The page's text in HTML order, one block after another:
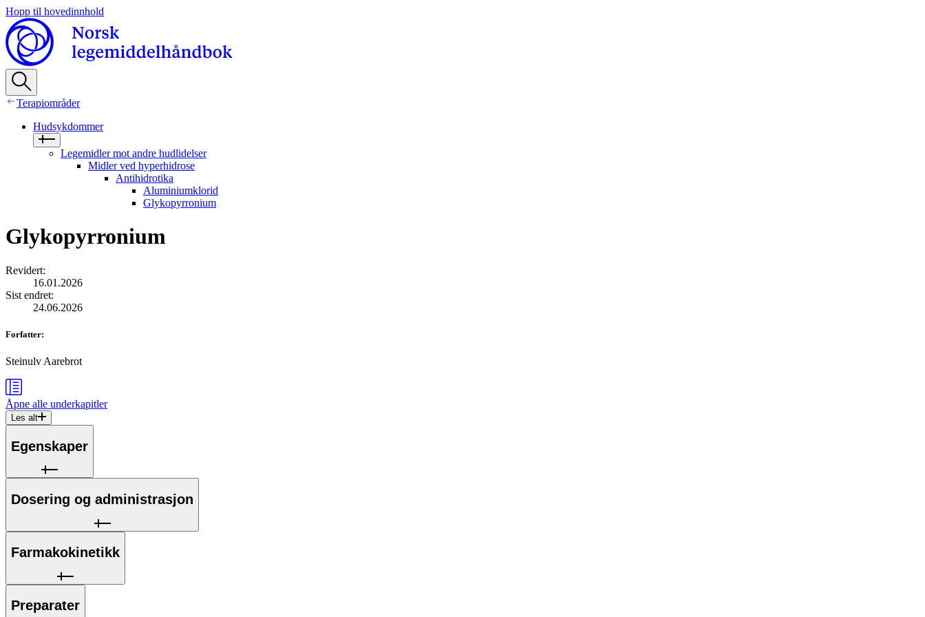
Hopp til hovedinnhold
Terapiområder
Hudsykdommer
Legemidler mot andre hudlidelser
Midler ved hyperhidrose
Antihidrotika
Aluminiumklorid
Glykopyrronium
Glykopyrronium
Revidert:
16.01.2026
Sist endret:
24.06.2026
Forfatter:
Steinulv Aarebrot
Åpne alle underkapitler
Les alt
Egenskaper
Dosering og administrasjon
Farmakokinetikk
Preparater